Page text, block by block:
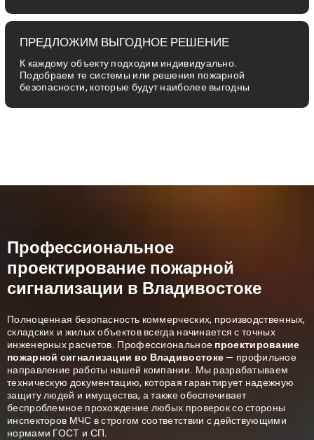
ПРЕДЛОЖИМ ВЫГОДНОЕ РЕШЕНИЕ
К каждому объекту подходим индивидуально.
Подобраем те системы или решения пожарной
безопасности, которые будут наиболее выгодны
Профессиональное
проектирование пожарной
сигнализации в Владивостоке
Полноценная безопасность коммерческих, производственных,
складских и жилых объектов всегда начинается с точных
инженерных расчетов. Профессиональное проектирование
пожарной сигнализации во Владивостоке — профильное
направление работы нашей компании. Мы разрабатываем
техническую документацию, которая гарантирует надежную
защиту людей и имущества, а также обеспечивает
беспроблемное прохождение любых проверок со стороны
инспекторов МЧС в строгом соответствии с действующими
нормами ГОСТ и СП.